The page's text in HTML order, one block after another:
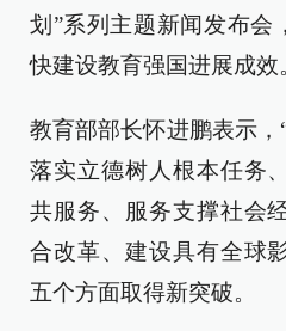
划”系列主题新闻发布会
快建设教育强国进展成效
教育部部长怀进鹏表示，
落实立德树人根本任务
共服务、服务支撑社会
合改革、建设具有全球
五个方面取得新突破。